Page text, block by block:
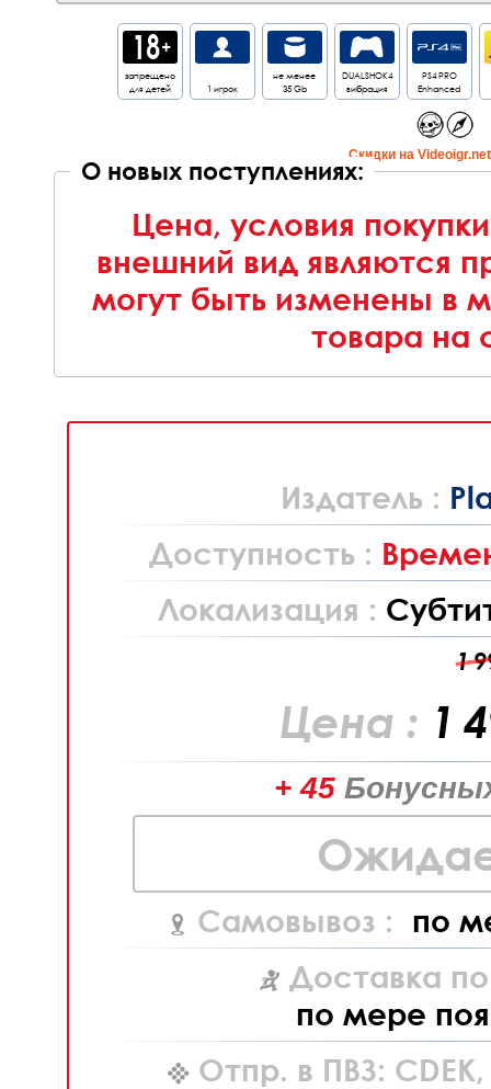
запрещено
для детей
1 игрок
не менее
35 Gb
DUALSHOK4
вибрация
PS4 PRO
Enhanced
Cкидки на
О новых поступлениях:
Цена, условия
внешний вид являются
могут быть изменены в
товара на
Издатель :
Доступность :
Локализация :
1
Цена : 1
+ 45
Самовывоз : по
Доставка
по мере
Отпр. в ПВЗ: CDEK,